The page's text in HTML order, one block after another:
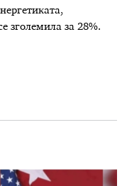
зголемила за 28%.